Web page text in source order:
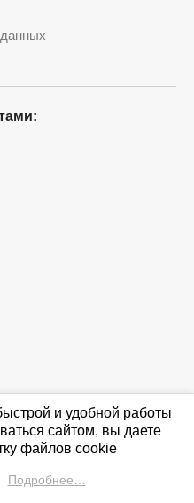
и удобной работы
сайтом, вы даете
файлов cookie
Подробнее…